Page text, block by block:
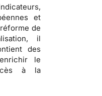
et
de
il
des
le
à la